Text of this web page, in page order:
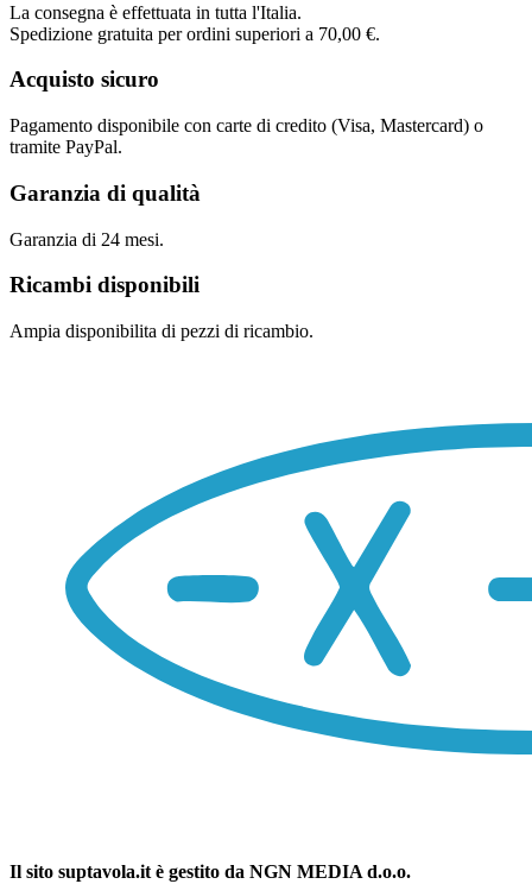
La consegna è effettuata in tutta l'Italia.
Spedizione gratuita per ordini superiori a 70,00 €.
Acquisto sicuro
Pagamento disponibile con carte di credito (Visa, Mastercard) o
tramite PayPal.
Garanzia di qualità
Garanzia di 24 mesi.
Ricambi disponibili
Ampia disponibilita di pezzi di ricambio.
Il sito suptavola.it è gestito da NGN MEDIA d.o.o.